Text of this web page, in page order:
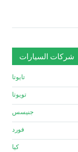
شركات السيارات
تايوتا
تويوتا
جنيسس
فورد
كيا